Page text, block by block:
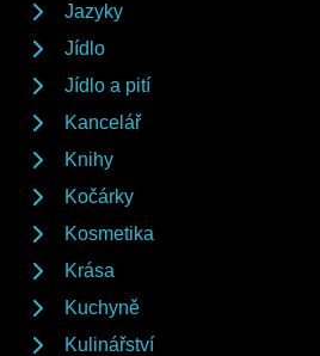
Jazyky
Jídlo
Jídlo a pití
Kancelář
Knihy
Kočárky
Kosmetika
Krása
Kuchyně
Kulinářství